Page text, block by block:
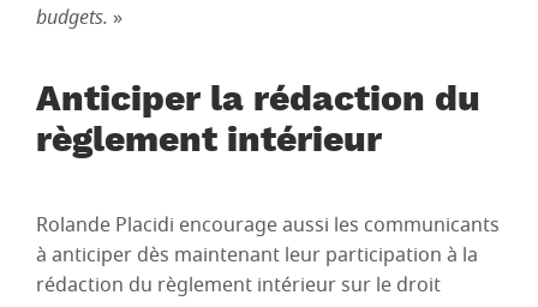
budgets. »
Anticiper la rédaction du
règlement intérieur
Rolande Placidi encourage aussi les communicants
à anticiper dès maintenant leur participation à la
rédaction du règlement intérieur sur le droit